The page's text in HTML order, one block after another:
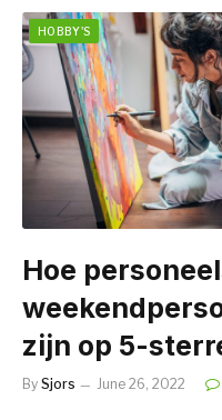
HOBBY'S
Hoe
zijn op 5-
By Sjors June 26, 2022